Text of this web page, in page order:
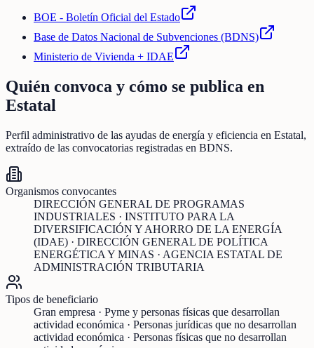
BOE - Boletín Oficial del Estado
Base de Datos Nacional de Subvenciones (BDNS)
Ministerio de Vivienda + IDAE
Quién convoca y cómo se publica en
Estatal
Perfil administrativo de las ayudas de energía y eficiencia en Estatal,
extraído de las convocatorias registradas en BDNS.
Organismos convocantes
DIRECCIÓN GENERAL DE PROGRAMAS
INDUSTRIALES · INSTITUTO PARA LA
DIVERSIFICACIÓN Y AHORRO DE LA ENERGÍA
(IDAE) · DIRECCIÓN GENERAL DE POLÍTICA
ENERGÉTICA Y MINAS · AGENCIA ESTATAL DE
ADMINISTRACIÓN TRIBUTARIA
Tipos de beneficiario
Gran empresa · Pyme y personas físicas que desarrollan
actividad económica · Personas jurídicas que no desarrollan
actividad económica · Personas físicas que no desarrollan